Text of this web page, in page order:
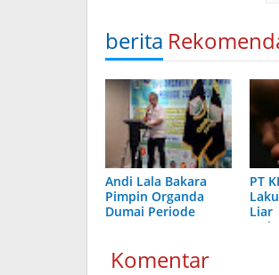
berita
Andi Lala Bakara
Pimpin Organda
Dumai Periode
PT
Liar
Komentar